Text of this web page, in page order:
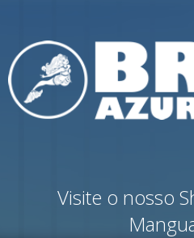
Visite o nosso